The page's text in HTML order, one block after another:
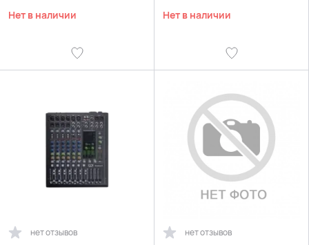
Нет в наличии Нет в наличии
нет отзывов нет отзывов